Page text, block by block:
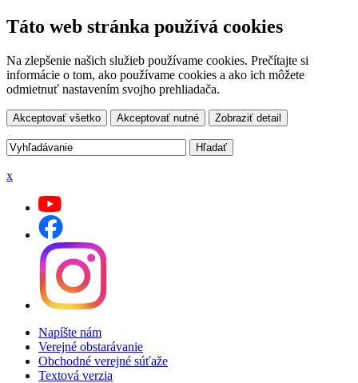
Táto web stránka používá cookies
Na zlepšenie našich služieb používame cookies. Prečítajte si
informácie o tom, ako používame cookies a ako ich môžete
odmietnuť nastavením svojho prehliadača.
Akceptovať všetko Akceptovať nutné Zobraziť detail
x
Napíšte nám
Verejné obstarávanie
Obchodné verejné súťaže
Textová verzia